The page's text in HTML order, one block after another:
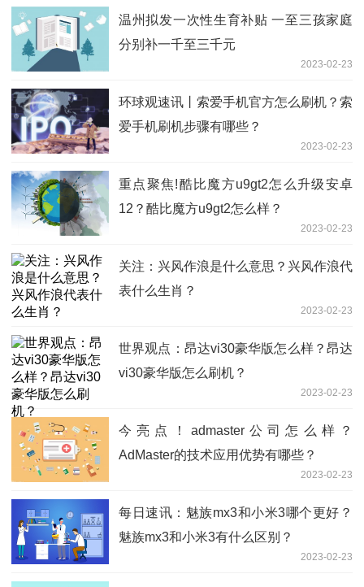
温州拟发一次性生育补贴 一至三孩家庭
分别补一千至三千元
2023-02-23
环球观速讯丨索爱手机官方怎么刷机？索
爱手机刷机步骤有哪些？
2023-02-23
重点聚焦!酷比魔方u9gt2怎么升级安卓
12？酷比魔方u9gt2怎么样？
2023-02-23
关注：兴风作浪是什么意思？兴风作浪代
表什么生肖？
2023-02-23
世界观点：昂达vi30豪华版怎么样？昂达
vi30豪华版怎么刷机？
2023-02-23
今亮点！admaster公司怎么样？
AdMaster的技术应用优势有哪些？
2023-02-23
每日速讯：魅族mx3和小米3哪个更好？
魅族mx3和小米3有什么区别？
2023-02-23